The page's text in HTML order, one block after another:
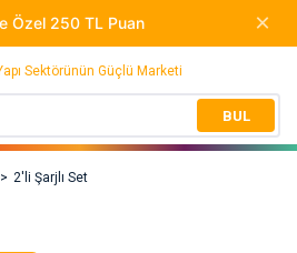
BUL
2'li Şarjlı Set